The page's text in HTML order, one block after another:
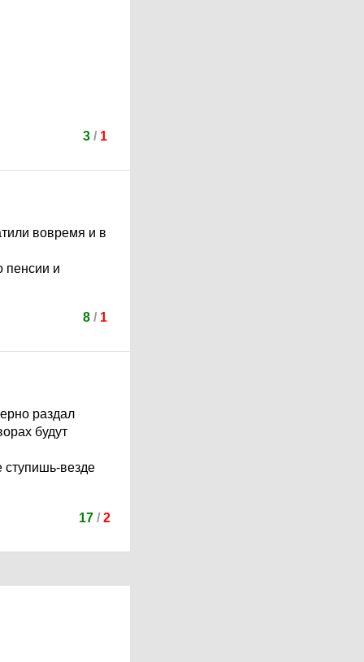
3/ 1
вовремя и в
пенсии и
8/ 1
раздал
будут
ступишь-везде
17 / 2